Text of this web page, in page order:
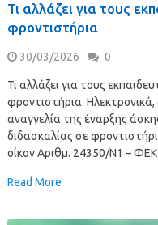
Τι αλλάζει για τους
φροντιστήρια
30/03/2026 0
Τι αλλάζει για τους
φροντιστήρια:
αναγγελία της έναρξης
διδασκαλίας σε
οίκον Αριθμ. 24350/Ν1 –
Read More